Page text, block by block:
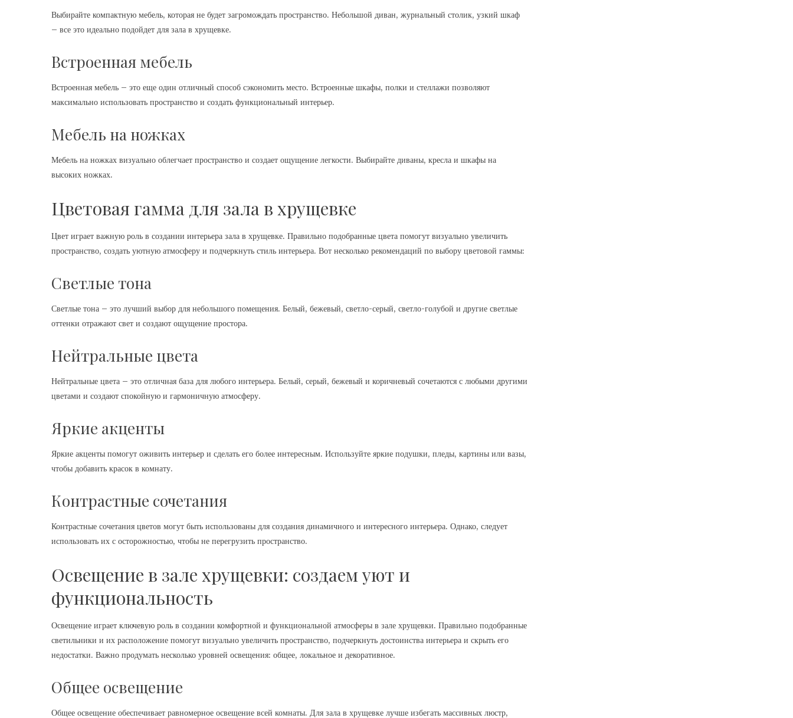
Выбирайте компактную мебель, которая не будет загромождать пространство. Небольшой диван, журнальный столик, узкий шкаф
– все это идеально подойдет для зала в хрущевке.
Встроенная мебель
Встроенная мебель – это еще один отличный способ сэкономить место. Встроенные шкафы, полки и стеллажи позволяют
максимально использовать пространство и создать функциональный интерьер.
Мебель на ножках
Мебель на ножках визуально облегчает пространство и создает ощущение легкости. Выбирайте диваны, кресла и шкафы на
высоких ножках.
Цветовая гамма для зала в хрущевке
Цвет играет важную роль в создании интерьера зала в хрущевке. Правильно подобранные цвета помогут визуально увеличить
пространство, создать уютную атмосферу и подчеркнуть стиль интерьера. Вот несколько рекомендаций по выбору цветовой гаммы:
Светлые тона
Светлые тона – это лучший выбор для небольшого помещения. Белый, бежевый, светло-серый, светло-голубой и другие светлые
оттенки отражают свет и создают ощущение простора.
Нейтральные цвета
Нейтральные цвета – это отличная база для любого интерьера. Белый, серый, бежевый и коричневый сочетаются с любыми другими
цветами и создают спокойную и гармоничную атмосферу.
Яркие акценты
Яркие акценты помогут оживить интерьер и сделать его более интересным. Используйте яркие подушки, пледы, картины или вазы,
чтобы добавить красок в комнату.
Контрастные сочетания
Контрастные сочетания цветов могут быть использованы для создания динамичного и интересного интерьера. Однако, следует
использовать их с осторожностью, чтобы не перегрузить пространство.
Освещение в зале хрущевки: создаем уют и
функциональность
Освещение играет ключевую роль в создании комфортной и функциональной атмосферы в зале хрущевки. Правильно подобранные
светильники и их расположение помогут визуально увеличить пространство, подчеркнуть достоинства интерьера и скрыть его
недостатки. Важно продумать несколько уровней освещения: общее, локальное и декоративное.
Общее освещение
Общее освещение обеспечивает равномерное освещение всей комнаты. Для зала в хрущевке лучше избегать массивных люстр,